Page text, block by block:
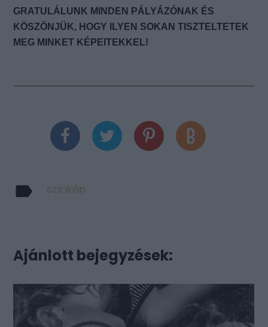
GRATULÁLUNK MINDEN PÁLYÁZÓNAK ÉS
KÖSZÖNJÜK, HOGY ILYEN SOKAN TISZTELTETEK
MEG MINKET KÉPEITEKKEL!
színkép
Ajánlott bejegyzések: